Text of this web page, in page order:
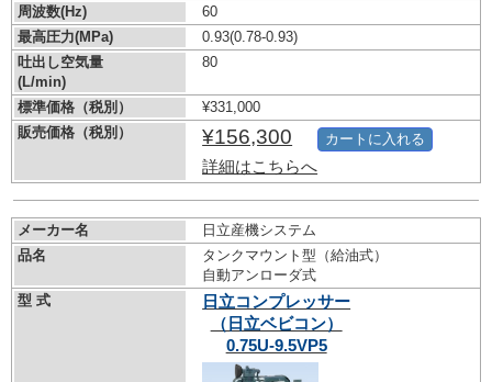
周波数(Hz)
60
最高圧力(MPa)
0.93(0.78-0.93)
吐出し空気量
(L/min)
80
標準価格（税別）
¥331,000
販売価格（税別）
¥156,300
詳細はこちらへ
カートに入れる
メーカー名
日立産機システム
品名
タンクマウント型（給油式）
自動アンローダ式
型 式
日立コンプレッサー
（日立ベビコン）
0.75U-9.5VP5